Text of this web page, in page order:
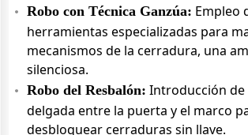
Robo con Técnica Ganzúa: Empleo
herramientas especializadas para
mecanismos de la cerradura, una
silenciosa.
Robo del Resbalón: Introducción de
delgada entre la puerta y el marco
desbloquear cerraduras sin llave.